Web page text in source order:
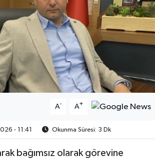
A- A+
- 11:41 Okunma Süresi: 3 Dk
bağımsız olarak görevine